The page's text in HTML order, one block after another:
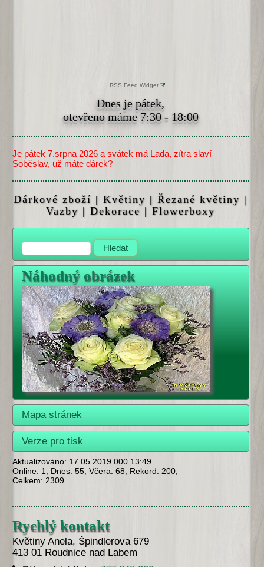
RSS Feed Widget
Dnes je pátek,
otevřeno máme 7:30 - 18:00
Je pátek 7.srpna 2026 a svátek má Lada, zítra slaví
Soběslav, už máte dárek?
Dárkové zboží | Květiny | Řezané květiny |
Vazby | Dekorace | Flowerboxy
Náhodný obrázek
Mapa stránek
Verze pro tisk
Aktualizováno: 17.05.2019 000 13:49
Online: 1, Dnes: 55, Včera: 68, Rekord: 200,
Celkem: 2309
Rychlý kontakt
Květiny Anela, Špindlerova 679
413 01 Roudnice nad Labem